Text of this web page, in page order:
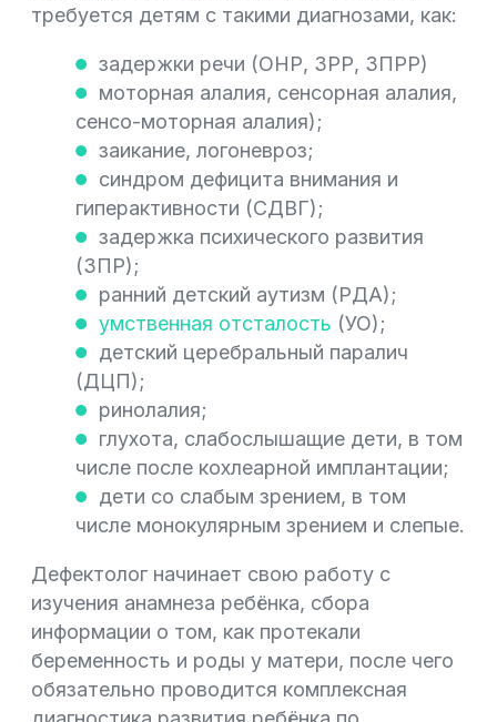
требуется детям с такими диагнозами, как:
задержки речи (ОНР, ЗРР, ЗПРР)
моторная алалия, сенсорная алалия,
сенсо-моторная алалия);
заикание, логоневроз;
синдром дефицита внимания и
гиперактивности (СДВГ);
задержка психического развития
(ЗПР);
ранний детский аутизм (РДА);
умственная отсталость (УО);
детский церебральный паралич
(ДЦП);
ринолалия;
глухота, слабослышащие дети, в том
числе после кохлеарной имплантации;
дети со слабым зрением, в том
числе монокулярным зрением и слепые.
Дефектолог начинает свою работу с
изучения анамнеза ребёнка, сбора
информации о том, как протекали
беременность и роды у матери, после чего
обязательно проводится комплексная